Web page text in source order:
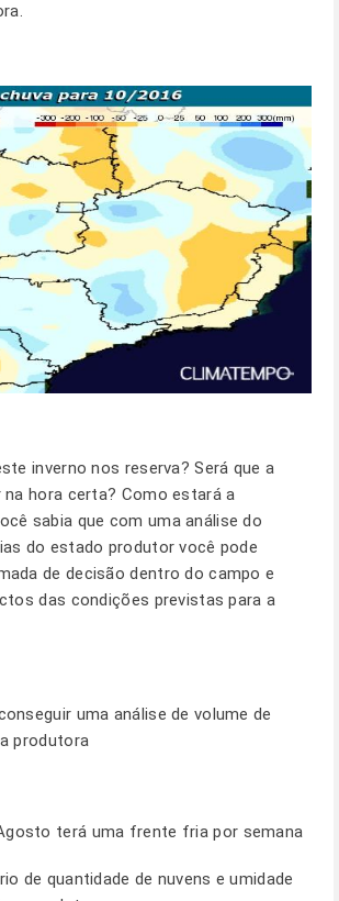
inverno nos reserva? Será que a
na hora certa? Como estará a
sabia que com uma análise do
do estado produtor você pode
de decisão dentro do campo e
das condições previstas para a
uma análise de volume de
produtora
terá uma frente fria por semana
de quantidade de nuvens e umidade